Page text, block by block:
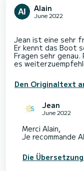
Alain
June 2022
Jean ist eine sehr
Er kennt das Boot
Fragen sehr genau.
Den Originaltext
Jean
June 2022
Merci Alain,
Die